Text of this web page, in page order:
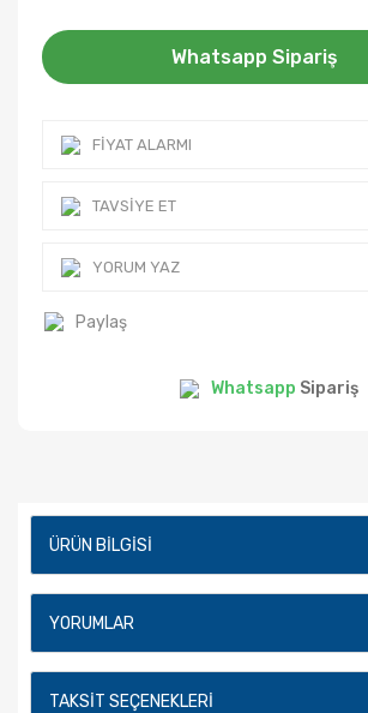
Whatsapp Sipariş
FIYAT ALARMI
TAVSIYE ET
YORUM YAZ
Paylaş
Whatsapp Sipariş
ÜRÜN BILGISI
YORUMLAR
TAKSIT SEÇENEKLERI